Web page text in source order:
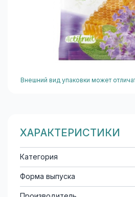
Внешний вид упаковки может
ХАРАКТЕРИСТИКИ
Категория
Форма выпуска